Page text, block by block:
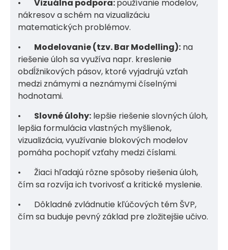
• Vizuálna podpora:používanie modelov,
nákresov a schém na vizualizáciu
matematických problémov.
•
Modelovanie (tzv. Bar Modelling): na
riešenie úloh sa využíva napr. kreslenie
obdĺžnikových pásov, ktoré vyjadrujú vzťah
medzi známymi a neznámymi číselnými
hodnotami.
•
Slovné úlohy: lepšie riešenie slovných úloh,
lepšia formulácia vlastných myšlienok,
vizualizácia, využívanie blokových modelov
pomáha pochopiť vzťahy medzi číslami.
•
Žiaci hľadajú rôzne spôsoby riešenia úloh,
čím sa rozvíja ich tvorivosť a kritické myslenie.
•
Dôkladné zvládnutie kľúčových tém ŠVP,
čím sa buduje pevný základ pre zložitejšie učivo.